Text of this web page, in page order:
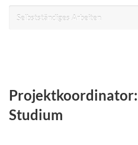
Selbstständiges Arbeiten
Studium